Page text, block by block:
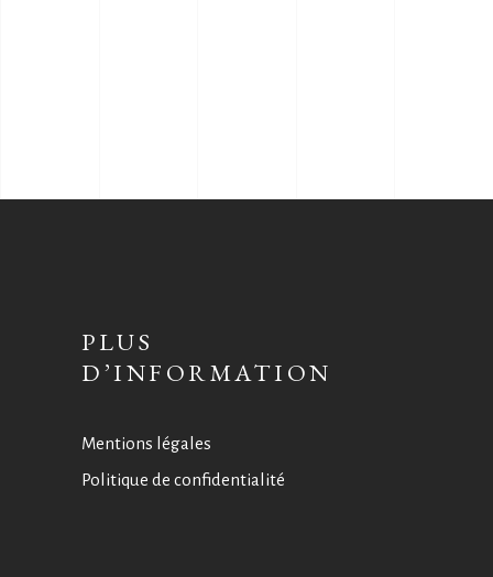
PLUS
D’INFORMATION
Mentions légales
Politique de confidentialité